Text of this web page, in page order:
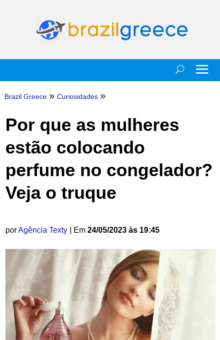
Brazil Greece » Curiosidades »
Por que as mulheres
estão colocando
perfume no congelador?
Veja o truque
porAgência Texty | Em 24/05/2023 às 19:45